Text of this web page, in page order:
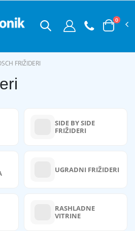
0
FRIŽIDERI
SIDE BY SIDE
FRIŽIDERI
UGRADNI FRIŽIDERI
RASHLADNE
VITRINE